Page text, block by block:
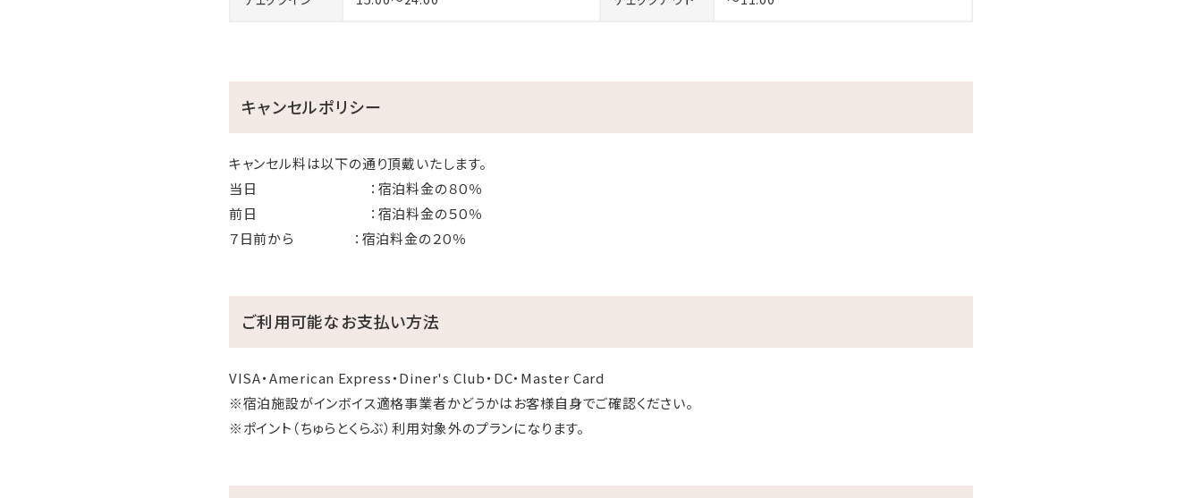
○青の洞窟 車約5分
○真栄田ビーチ 車約6分
○万座毛 車約18分
○アメリカンビレッジ 車約24分
キャンセルポリシー
キャンセル料は以下の通り頂戴いたします。
当日 ：宿泊料金の８０％
前日 ：宿泊料金の５０％
７日前から ：宿泊料金の２０％
ご利用可能なお支払い方法
VISA・American Express・Diner's Club・DC・Master Card
※宿泊施設がインボイス適格事業者かどうかはお客様自身でご確認ください。
※ポイント（ちゅらとくらぶ）利用対象外のプランになります。